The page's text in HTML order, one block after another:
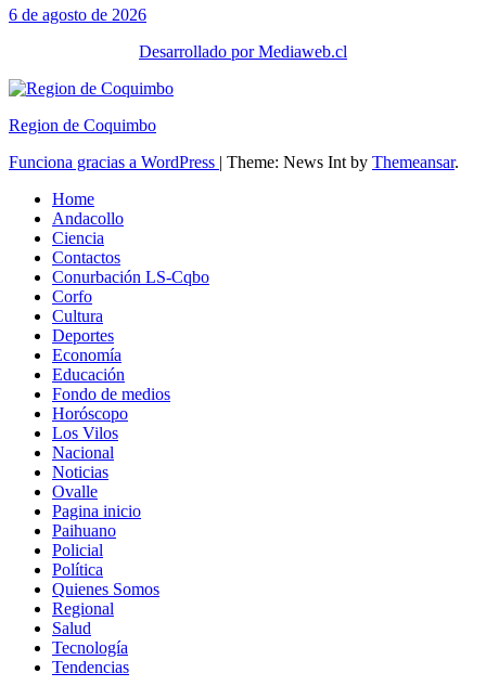
6 de agosto de 2026
Desarrollado por Mediaweb.cl
Region de Coquimbo
Funciona gracias a WordPress | Theme: News Int by Themeansar.
Home
Andacollo
Ciencia
Contactos
Conurbación LS-Cqbo
Corfo
Cultura
Deportes
Economía
Educación
Fondo de medios
Horóscopo
Los Vilos
Nacional
Noticias
Ovalle
Pagina inicio
Paihuano
Policial
Política
Quienes Somos
Regional
Salud
Tecnología
Tendencias